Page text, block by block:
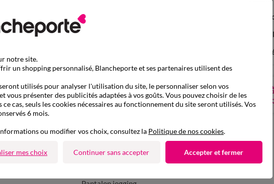
D'autres idées de Pantalon jogging
notre site.
un shopping personnalisé, Blancheporte et ses partenaires utilisent des
utilisés pour analyser l'utilisation du site, le personnaliser selon vos
vous présenter des publicités adaptées à vos goûts. Vous pouvez choisir de les
ce cas, seuls les cookies nécessaires au fonctionnement du site seront utilisés. Vos
6 mois.
ou modifier vos choix, consultez la Politique de nos cookies.
mes choix Continuer sans accepter Accepter et fermer